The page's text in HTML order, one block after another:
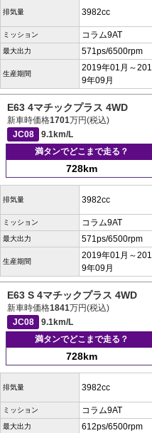
排気量 3982cc
ミッション コラム9AT
最大出力 571ps/6500rpm
生産期間
2019年01月～201
9年09月
E63 4マチックプラス 4WD
新車時価格1701万円(税込)
JC08
9.1km/L
満タンでどこまで走る？
728km
排気量 3982cc
ミッション コラム9AT
最大出力 571ps/6500rpm
生産期間
2019年01月～201
9年09月
E63 S 4マチックプラス 4WD
新車時価格1841万円(税込)
JC08
9.1km/L
満タンでどこまで走る？
728km
排気量 3982cc
ミッション コラム9AT
最大出力 612ps/6500rpm